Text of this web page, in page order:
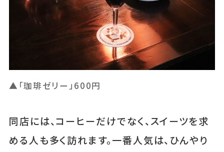
▲「珈琲ゼリー」600円
同店には、コーヒーだけでなく、スイーツを求
める人も多く訪れます。一番人気は、ひんやり